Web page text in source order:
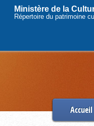
Ministère de la
Répertoire du patrimoine
Accueil